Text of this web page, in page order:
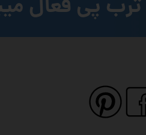
پی فعال